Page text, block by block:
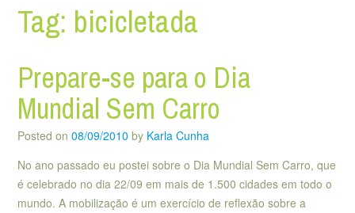
Tag: bicicletada
Prepare-se para o Dia
Mundial Sem Carro
Posted on 08/09/2010 by Karla Cunha
No ano passado eu postei sobre o Dia Mundial Sem Carro, que
é celebrado no dia 22/09 em mais de 1.500 cidades em todo o
mundo. A mobilização é um exercício de reflexão sobre a